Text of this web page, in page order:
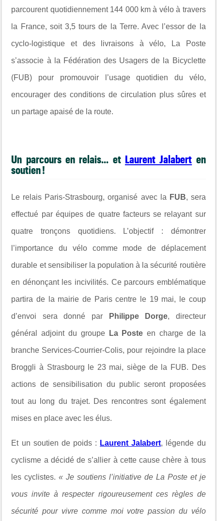
parcourent quotidiennement 144 000 km à vélo à travers
la France, soit 3,5 tours de la Terre. Avec l’essor de la
cyclo-logistique et des livraisons à vélo, La Poste
s’associe à la Fédération des Usagers de la Bicyclette
(FUB) pour promouvoir l’usage quotidien du vélo,
encourager des conditions de circulation plus sûres et
un partage apaisé de la route.
Un parcours en relais... et Laurent Jalabert en
soutien !
Le relais Paris-Strasbourg, organisé avec la FUB, sera
effectué par équipes de quatre facteurs se relayant sur
quatre tronçons quotidiens. L’objectif : démontrer
l’importance du vélo comme mode de déplacement
durable et sensibiliser la population à la sécurité routière
en dénonçant les incivilités. Ce parcours emblématique
partira de la mairie de Paris centre le 19 mai, le coup
d’envoi sera donné par Philippe Dorge, directeur
général adjoint du groupe La Poste en charge de la
branche Services-Courrier-Colis, pour rejoindre la place
Broggli à Strasbourg le 23 mai, siège de la FUB. Des
actions de sensibilisation du public seront proposées
tout au long du trajet. Des rencontres sont également
mises en place avec les élus.
Et un soutien de poids : Laurent Jalabert, légende du
cyclisme a décidé de s’allier à cette cause chère à tous
les cyclistes.« Je soutiens l’initiative de La Poste et je
vous invite à respecter rigoureusement ces règles de
sécurité pour vivre comme moi votre passion du vélo